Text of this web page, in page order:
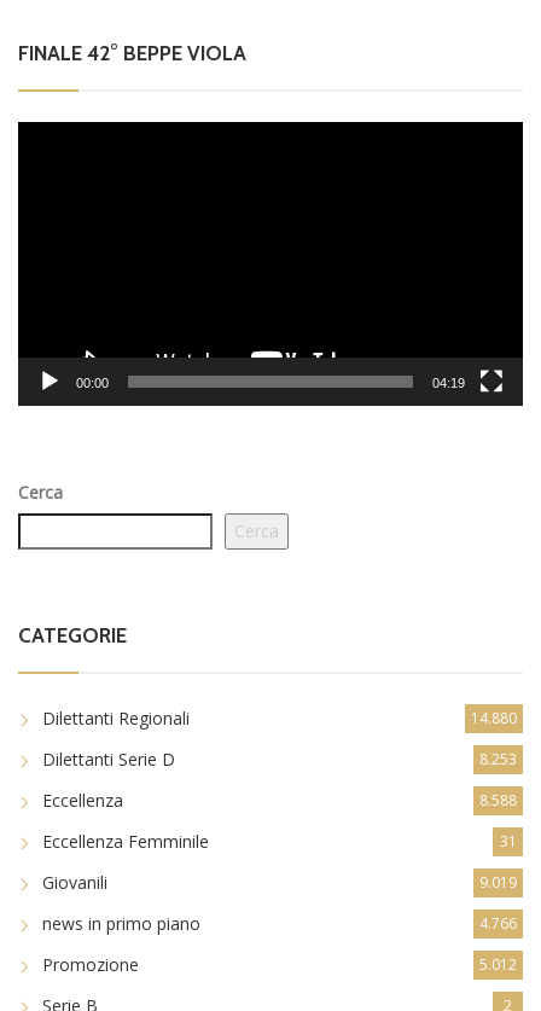
FINALE 42° BEPPE VIOLA
00:00 04:19
Cerca
Cerca
CATEGORIE
Dilettanti Regionali 14.880
Dilettanti Serie D 8.253
Eccellenza 8.588
Eccellenza Femminile 31
Giovanili 9.019
news in primo piano 4.766
Promozione 5.012
Serie B 2